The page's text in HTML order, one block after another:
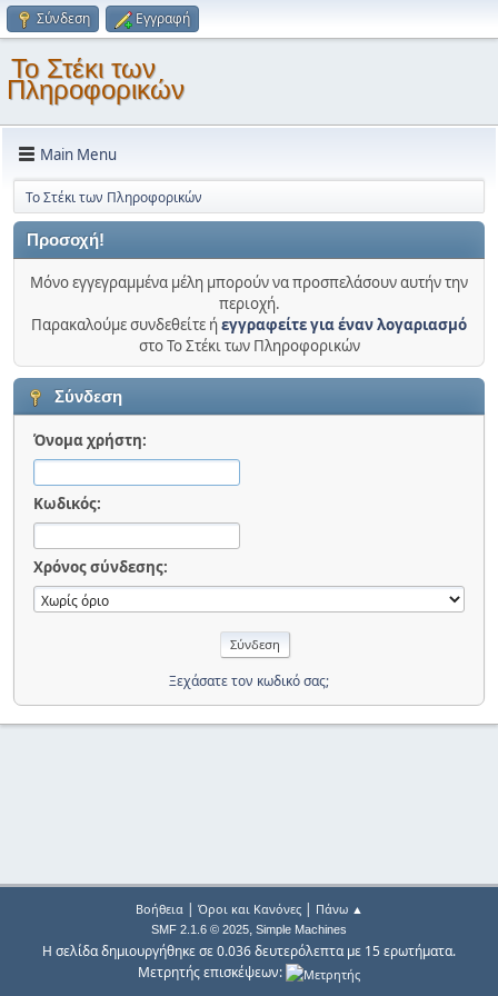
Σύνδεση Εγγραφή
Το Στέκι των
Πληροφορικών
Main Menu
Το Στέκι των Πληροφορικών
Προσοχή!
Μόνο εγγεγραμμένα μέλη μπορούν να προσπελάσουν αυτήν την
περιοχή.
Παρακαλούμε συνδεθείτε ήεγγραφείτε για έναν λογαριασμό
στο Το Στέκι των Πληροφορικών
Σύνδεση
Όνομα χρήστη:
Κωδικός:
Χρόνος σύνδεσης:
Ξεχάσατε τον κωδικό σας;
Βοήθεια| Όροι και Κανόνες| Πάνω ▲
SMF 2.1.6 © 2025, Simple Machines
Η σελίδα δημιουργήθηκε σε 0.036 δευτερόλεπτα με 15 ερωτήματα.
Μετρητής επισκέψεων: